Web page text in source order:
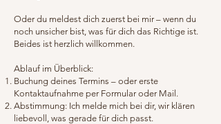
Oder du meldest dich zuerst bei mir – wenn du
noch unsicher bist, was für dich das Richtige ist.
Beides ist herzlich willkommen.
Ablauf im Überblick:
Buchung deines Termins – oder erste
Kontaktaufnahme per Formular oder Mail.
Abstimmung: Ich melde mich bei dir, wir klären
liebevoll, was gerade für dich passt.